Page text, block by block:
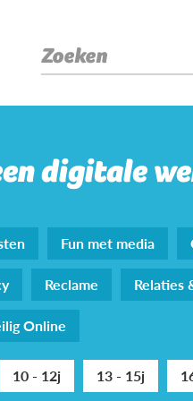
Zoeken
digitale
Fun met media
Reclame Relaties
Online
10 - 12j 13 - 15j